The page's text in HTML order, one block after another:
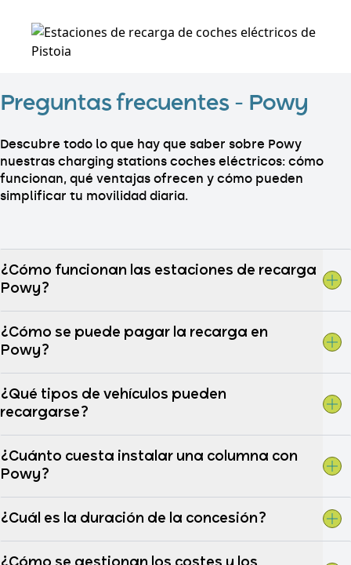
Preguntas frecuentes – Powy
Descubre todo lo que hay que saber sobre Powy
nuestras charging stations coches eléctricos: cómo
funcionan, qué ventajas ofrecen y cómo pueden
simplificar tu movilidad diaria.
¿Cómo funcionan las estaciones de recarga
Powy?
¿Cómo se puede pagar la recarga en
Powy?
¿Qué tipos de vehículos pueden
recargarse?
¿Cuánto cuesta instalar una columna con
Powy?
¿Cuál es la duración de la concesión?